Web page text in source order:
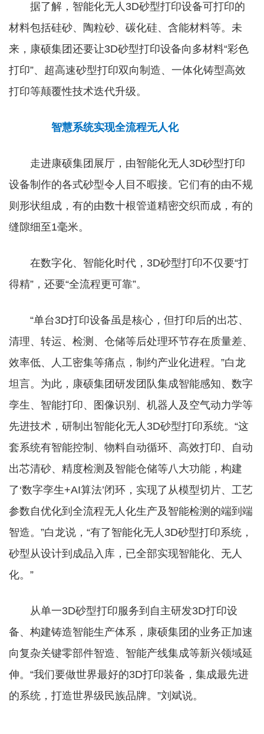
据了解，智能化无人3D砂型打印设备可打印的
材料包括硅砂、陶粒砂、碳化硅、含能材料等。未
来，康硕集团还要让3D砂型打印设备向多材料“彩色
打印”、超高速砂型打印双向制造、一体化铸型高效
打印等颠覆性技术迭代升级。
智慧系统实现全流程无人化
走进康硕集团展厅，由智能化无人3D砂型打印
设备制作的各式砂型令人目不暇接。它们有的由不规
则形状组成，有的由数十根管道精密交织而成，有的
缝隙细至1毫米。
在数字化、智能化时代，3D砂型打印不仅要“打
得精”，还要“全流程更可靠”。
“单台3D打印设备虽是核心，但打印后的出芯、
清理、转运、检测、仓储等后处理环节存在质量差、
效率低、人工密集等痛点，制约产业化进程。”白龙
坦言。为此，康硕集团研发团队集成智能感知、数字
孪生、智能打印、图像识别、机器人及空气动力学等
先进技术，研制出智能化无人3D砂型打印系统。“这
套系统有智能控制、物料自动循环、高效打印、自动
出芯清砂、精度检测及智能仓储等八大功能，构建
了‘数字孪生+AI算法’闭环，实现了从模型切片、工艺
参数自优化到全流程无人化生产及智能检测的端到端
智造。”白龙说，“有了智能化无人3D砂型打印系统，
砂型从设计到成品入库，已全部实现智能化、无人
化。”
从单一3D砂型打印服务到自主研发3D打印设
备、构建铸造智能生产体系，康硕集团的业务正加速
向复杂关键零部件智造、智能产线集成等新兴领域延
伸。“我们要做世界最好的3D打印装备，集成最先进
的系统，打造世界级民族品牌。”刘斌说。